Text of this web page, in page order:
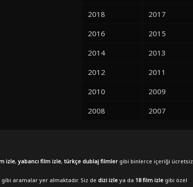
2018
2017
2016
2015
2014
2013
2012
2011
2010
2009
2008
2007
izle, yabancı film izle, türkçe dublaj filmler gibi binlerce içeriği ücretsiz
gibi aramalar yer almaktadır. Siz de dizi izle ya da 18 film izle gibi özel